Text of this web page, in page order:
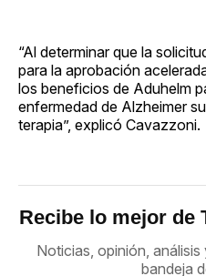
“Al determinar que la
para la aprobación
los beneficios de Aduhelm
enfermedad de Alzheimer
terapia”, explicó Cavazzoni.
Recibe lo mejor de
Noticias, opinión,
bandeja